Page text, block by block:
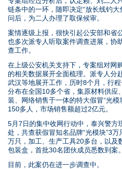
链条中的一环，随即决定“放长线钓
问后，为二人办理了取保候审。
案情逐级上报，很快引起公安部和省
也多次派专人听取案件调查进展，协
查工作。
在上级公安机关支持下，专案组对网
的相关数据展开全面梳理。派专人分
武汉等地展开工作，历时8个月，行
分布在全国10多个省，集原材料供应
装、网络销售于一体的特大假冒“光
150多人，市场销售额超过2亿元。
5月7日的集中收网行动中，泰兴警方
处，共查获假冒知名品牌“光模块”3
万只，加工、生产工具20多台，以及
包装盒，首批30名团伙成员悉数到案。
目前，此案仍在进一步调查中。